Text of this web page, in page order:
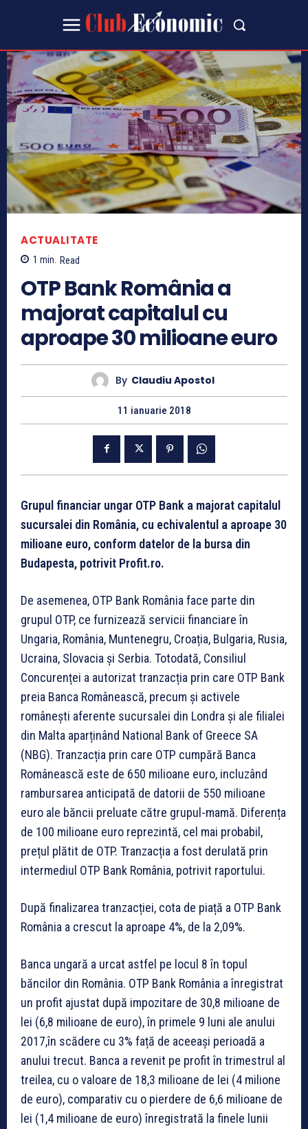
ACTUALITATE
1 min. Read
OTP Bank România a
majorat capitalul cu
aproape 30 milioane euro
By Claudiu Apostol
11 ianuarie 2018
Grupul financiar ungar OTP Bank a majorat capitalul
sucursalei din România, cu echivalentul a aproape 30
milioane euro, conform datelor de la bursa din
Budapesta, potrivit Profit.ro.
De asemenea, OTP Bank România face parte din
grupul OTP, ce furnizează servicii financiare în
Ungaria, România, Muntenegru, Croația, Bulgaria, Rusia,
Ucraina, Slovacia și Serbia. Totodată, Consiliul
Concurenței a autorizat tranzacția prin care OTP Bank
preia Banca Românească, precum și activele
românești aferente sucursalei din Londra și ale filialei
din Malta aparținând National Bank of Greece SA
(NBG). Tranzacția prin care OTP cumpără Banca
Românească este de 650 milioane euro, incluzând
rambursarea anticipată de datorii de 550 milioane
euro ale băncii preluate către grupul-mamă. Diferența
de 100 milioane euro reprezintă, cel mai probabil,
prețul plătit de OTP. Tranzacția a fost derulată prin
intermediul OTP Bank România, potrivit raportului.
După finalizarea tranzacției, cota de piață a OTP Bank
România a crescut la aproape 4%, de la 2,09%.
Banca ungară a urcat astfel pe locul 8 în topul
băncilor din România. OTP Bank România a înregistrat
un profit ajustat după impozitare de 30,8 milioane de
lei (6,8 milioane de euro), în primele 9 luni ale anului
2017,în scădere cu 3% față de aceeași perioadă a
anului trecut. Banca a revenit pe profit în trimestrul al
treilea, cu o valoare de 18,3 milioane de lei (4 milione
de euro), comparativ cu o pierdere de 6,6 milioane de
lei (1,4 milioane de euro) înregistrată la finele lunii